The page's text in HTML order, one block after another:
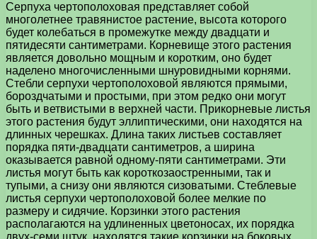
Серпуха чертополоховая представляет собой
многолетнее травянистое растение, высота которого
будет колебаться в промежутке между двадцати и
пятидесяти сантиметрами. Корневище этого растения
является довольно мощным и коротким, оно будет
наделено многочисленными шнуровидными корнями.
Стебли серпухи чертополоховой являются прямыми,
бороздчатыми и простыми, при этом редко они могут
быть и ветвистыми в верхней части. Прикорневые листья
этого растения будут эллиптическими, они находятся на
длинных черешках. Длина таких листьев составляет
порядка пяти-двадцати сантиметров, а ширина
оказывается равной одному-пяти сантиметрами. Эти
листья могут быть как короткозаостренными, так и
тупыми, а снизу они являются сизоватыми. Стеблевые
листья серпухи чертополоховой более мелкие по
размеру и сидячие. Корзинки этого растения
располагаются на удлиненных цветоносах, их порядка